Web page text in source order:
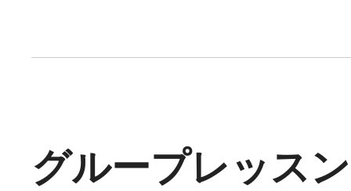
グループレッス